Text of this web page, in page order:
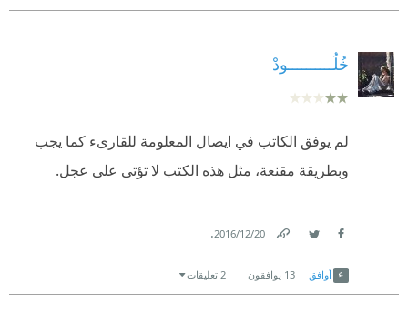
خُلُــــــــــودْ
لم يوفق الكاتب في ايصال المعلومة للقارىء كما يجب
وبطريقة مقنعة، مثل هذه الكتب لا تؤتى على عجل.
20‏/12‏/2016
.
أوافق 13 يوافقون 2 تعليقات